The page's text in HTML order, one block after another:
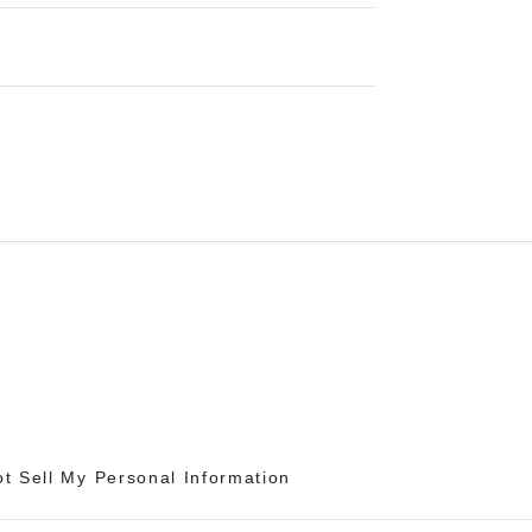
Sell My Personal Information